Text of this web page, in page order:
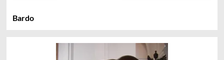
Bardo